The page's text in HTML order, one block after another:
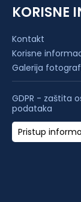
KORISNE
Kontakt
Korisne
Galerija
GDPR - zaštita
podataka
Pristup